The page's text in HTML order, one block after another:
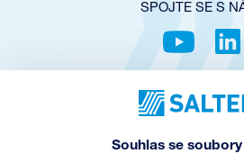
SPOJTE SE S
OCHRANA
COOKIES
OBCHODNÍ
Souhlas se